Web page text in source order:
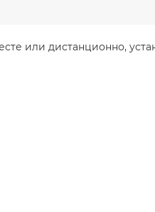
или дистанционно,